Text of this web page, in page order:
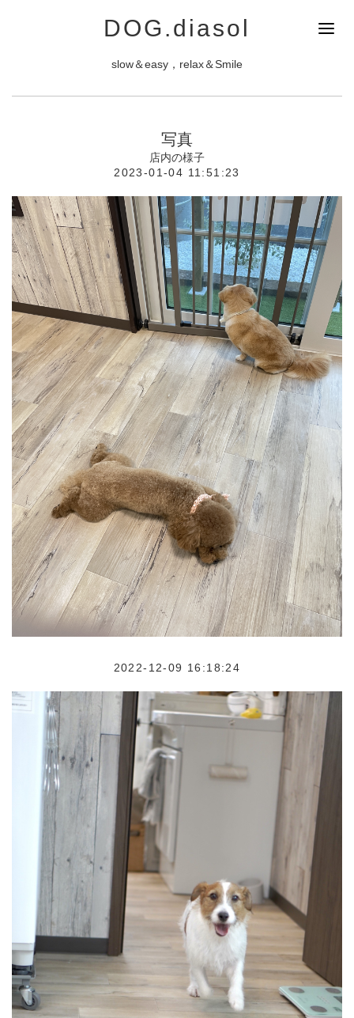
DOG.diasol
slow＆easy，relax＆Smile
写真
店内の様子
2023-01-04 11:51:23
2022-12-09 16:18:24